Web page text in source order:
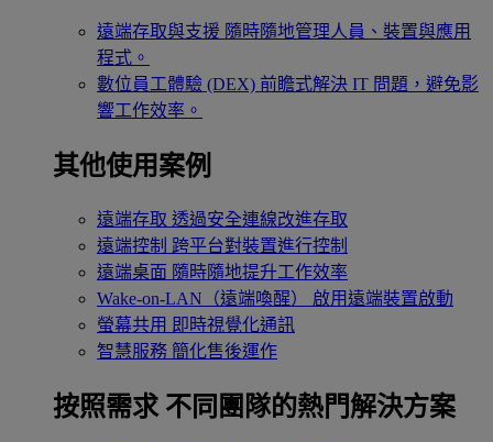
遠端存取與支援 隨時隨地管理人員、裝置與應用
程式。
數位員工體驗 (DEX) 前瞻式解決 IT 問題，避免影
響工作效率。
其他使用案例
遠端存取 透過安全連線改進存取
遠端控制 跨平台對裝置進行控制
遠端桌面 隨時隨地提升工作效率
Wake-on-LAN（遠端喚醒）
啟用遠端裝置啟動
螢幕共用 即時視覺化通訊
智慧服務 簡化售後運作
按照需求 不同團隊的熱門解決方案